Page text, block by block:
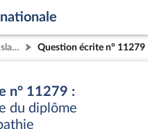
Question écrite n° 11279
n° 11279 :
du diplôme